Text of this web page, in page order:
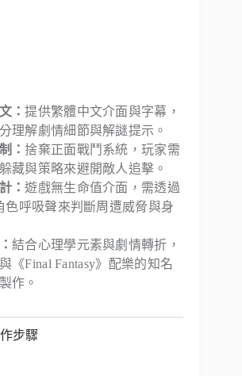
：提供繁體中文介面與字幕，
理解劇情細節與解謎提示。
： 捨棄正面戰鬥系統，玩家需
藏與策略來避開敵人追擊。
：遊戲無生命值介面，需透過
色呼吸聲來判斷周遭威脅與身
結合心理學元素與劇情轉折，
《Final Fantasy》配樂的知名
作。
步驟